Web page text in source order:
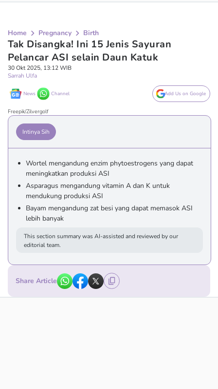
Home Pregnancy Birth
Tak Disangka! Ini 15 Jenis Sayuran
Pelancar ASI selain Daun Katuk
30 Okt 2025, 13:12 WIB
Sarrah Ulfa
News Channel Add Us on Google
Freepik/Zilvergolf
Intinya Sih
Wortel mengandung enzim phytoestrogens yang dapat
meningkatkan produksi ASI
Asparagus mengandung vitamin A dan K untuk
mendukung produksi ASI
Bayam mengandung zat besi yang dapat memasok ASI
lebih banyak
This section summary was AI-assisted and reviewed by our
editorial team.
Share Article